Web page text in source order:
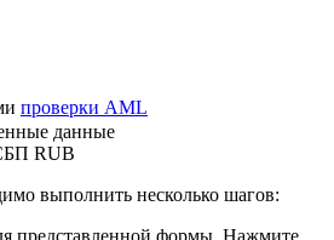
проверки AML
данные
RUB
выполнить несколько шагов:
представленной формы. Нажмите